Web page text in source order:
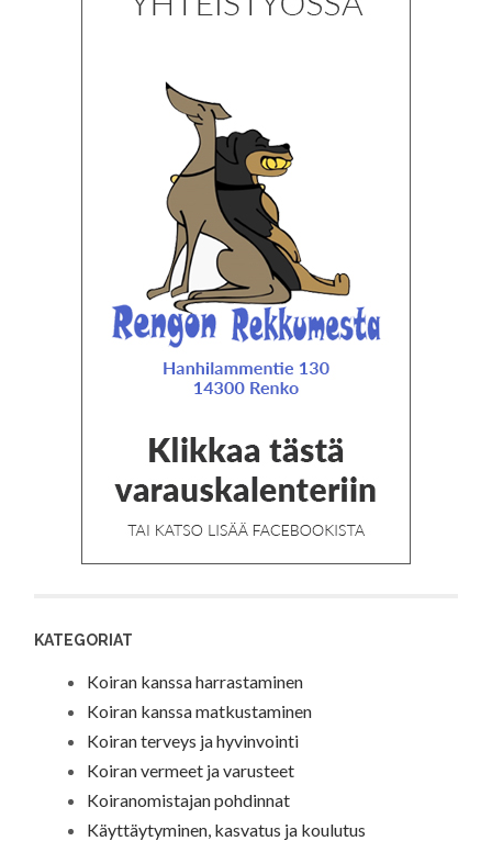
KATEGORIAT
Koiran kanssa harrastaminen
Koiran kanssa matkustaminen
Koiran terveys ja hyvinvointi
Koiran vermeet ja varusteet
Koiranomistajan pohdinnat
Käyttäytyminen, kasvatus ja koulutus